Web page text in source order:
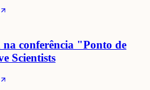
conferência "Ponto de
Scientists